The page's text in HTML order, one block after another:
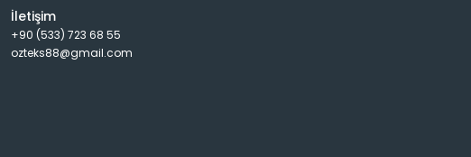
İletişim
+90 (533) 723 68 55
ozteks88@gmail.com